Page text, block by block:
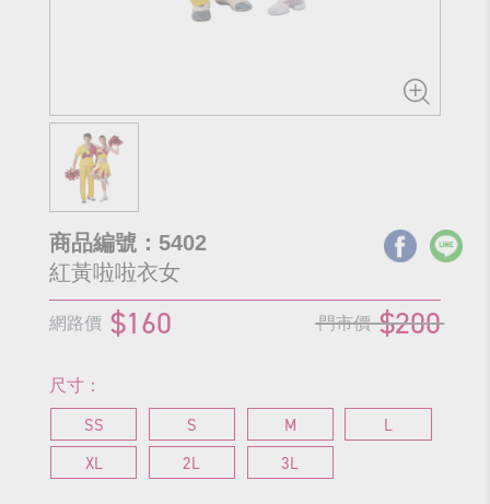
商品編號：5402
紅黃啦啦衣女
網路價 $160 門市價 $200
尺寸：
SS S M
L
XL
2L 3L